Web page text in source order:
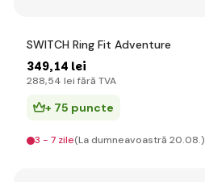
SWITCH Ring Fit Adventure
349,14 lei
288,54 lei fără TVA
+ 75 puncte
3 - 7 zile(La dumneavoastră 20.08.)